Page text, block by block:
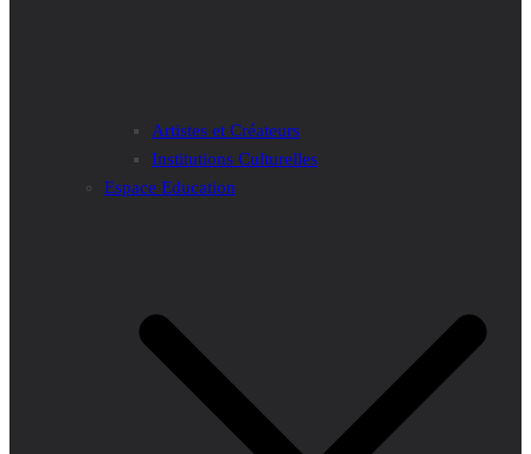
Artistes et Créateurs
Institutions Culturelles
Espace Education